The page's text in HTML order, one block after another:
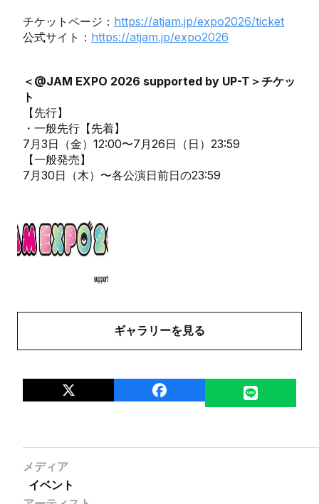
チケットページ： https://atjam.jp/expo2026/ticket
公式サイト： https://atjam.jp/expo2026
＜@JAM EXPO 2026 supported by UP-T＞チケッ
ト
【先行】
・一般先行【先着】
7月3日（金）12:00〜7月26日（日）23:59
【一般発売】
7月30日（木）〜各公演日前日の23:59
ギャラリーを見る
メディア
イベント